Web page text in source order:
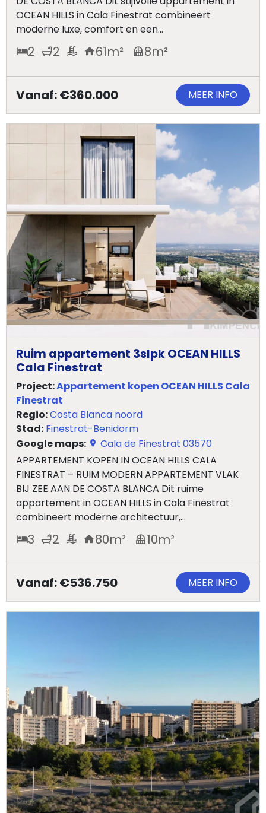
Panden
Over
Ons
team
Ons
werkwijze
Contacteer
ons
Blog
Cookies
OCEAN HILLS in Cala Finestrat combineert
moderne luxe, comfort en een...
2 2 61m² 8m²
Vanaf: €360.000 MEER INFO
Ruim appartement 3slpk OCEAN HILLS
Cala Finestrat
Project:Appartement kopen OCEAN HILLS Cala
Finestrat
Regio:Costa Blanca noord
Stad: Finestrat-Benidorm
Google maps:
Cala de Finestrat 03570
APPARTEMENT KOPEN IN OCEAN HILLS CALA
FINESTRAT – RUIM MODERN APPARTEMENT VLAK
BIJ ZEE AAN DE COSTA BLANCA Dit ruime
appartement in OCEAN HILLS in Cala Finestrat
combineert moderne architectuur,...
3 2 80m² 10m²
Vanaf: €536.750 MEER INFO